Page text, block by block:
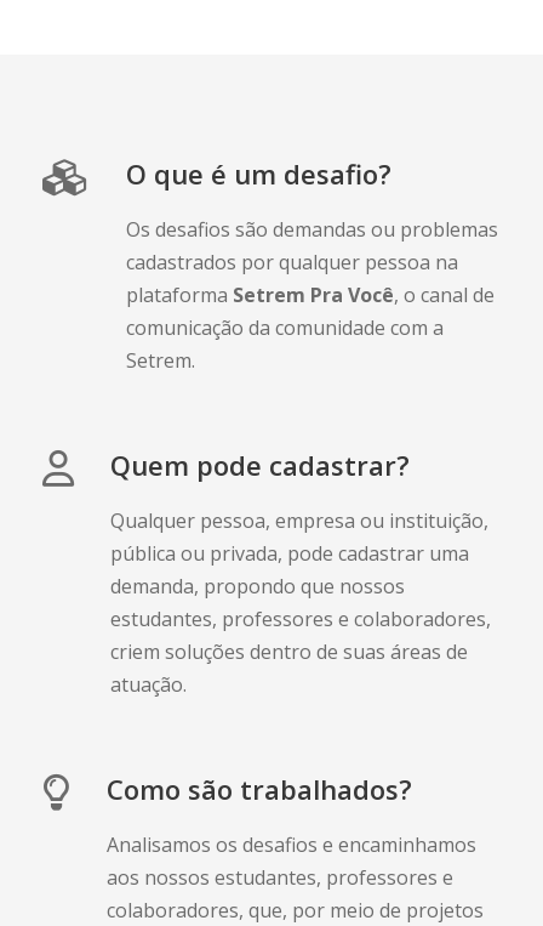
Qualquer pessoa, empresa ou instituição,
pública ou privada, pode cadastrar uma
demanda, propondo que nossos
estudantes, professores e colaboradores,
criem soluções dentro de suas áreas de
atuação.
Como são trabalhados?
Analisamos os desafios e encaminhamos
aos nossos estudantes, professores e
colaboradores, que, por meio de projetos
integradores nas disciplinas de seus cursos
e/ou por outras vias institucionais, como a
Escola de Gestão e Negócios, criam